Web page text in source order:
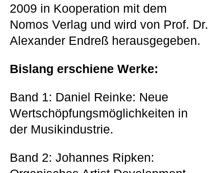
2009 in Kooperation mit dem
Nomos Verlag und wird von Prof. Dr.
Alexander Endreß herausgegeben.
Bislang erschiene Werke:
Band 1: Daniel Reinke: Neue
Wertschöpfungsmöglichkeiten in
der Musikindustrie.
Band 2: Johannes Ripken: